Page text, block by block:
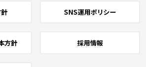
SNS運用ポリシー
方針 採用情報